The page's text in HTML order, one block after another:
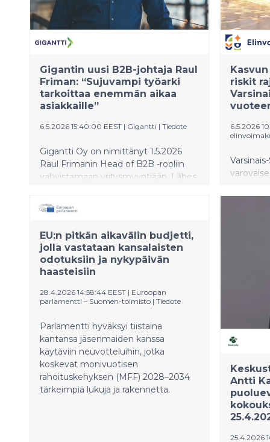
Gigantin uusi B2B-johtaja Raul
Friman: “Sujuvampi työarki
tarkoittaa enemmän aikaa
asiakkaille”
6.5.2026 15:40:00 EEST | Gigantti | Tiedote
Gigantti Oy on nimittänyt 1.5.2026
Raul Frimanin Head of B2B -rooliin
vahvistamaan yritysmyyntiään. Lähes
Frimanin johtoajatus on
yksinkertainen: mitä sujuvammat
asiakkaille, palvelulle ja yhteistyölle.
riskit
6.5.2026
ICT,
kevään
EU:n pitkän aikavälin budjetti,
jolla vastataan kansalaisten
odotuksiin ja nykypäivän
haasteisiin
28.4.2026 14:58:44 EEST | Euroopan
parlamentti – Suomen-toimisto | Tiedote
Parlamentti hyväksyi tiistaina
kantansa jäsenmaiden kanssa
käytäviin neuvotteluihin, jotka
koskevat monivuotisen
rahoituskehyksen (MFF) 2028–2034
tärkeimpiä lukuja ja rakennetta.
Antti
25.4.2026